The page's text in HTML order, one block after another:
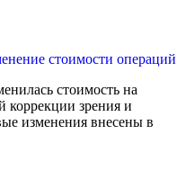
стоимость на
коррекции зрения и
изменения внесены в